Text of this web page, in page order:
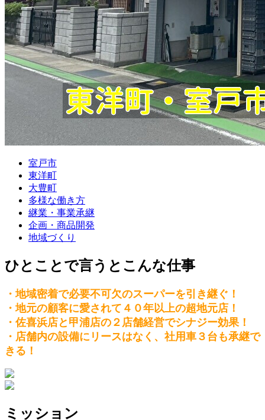
室戸市
東洋町
大豊町
多様な働き方
継業・事業承継
企画・商品開発
地域づくり
ひとことで言うとこんな仕事
・地域密着で必要不可欠のスーパーを引き継ぐ！
・地元の顧客に愛されて４０年以上の超地元店！
・佐喜浜店と甲浦店の２店舗経営でシナジー効果！
・店舗内の設備にリースはなく、社用車３台も承継で
きる！
ミッション